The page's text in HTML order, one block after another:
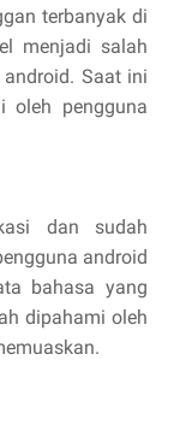
terbanyak di
menjadi salah
Saat ini
pengguna
dan sudah
android
bahasa yang
dipahami oleh